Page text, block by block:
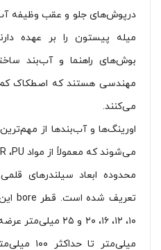
درپوش‌های جلو و عقب وظیفه
میله پیستون را بر عهده
بوش‌های راهنما و آب‌بند
مهندسی هستند که اصطکاک کم
می‌کنند.
اورینگ‌ها و آب‌بندها از
می‌شوند که معمولاً از مواد NBR ،‌PU یا PTFE ساخته می‌شوند.
میلی‌متر